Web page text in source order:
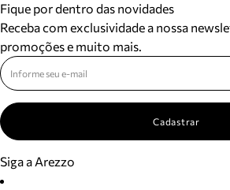
Fique por dentro das novidades
Receba com exclusividade a nossa
promoções e muito mais.
Cadastrar
Siga a Arezzo